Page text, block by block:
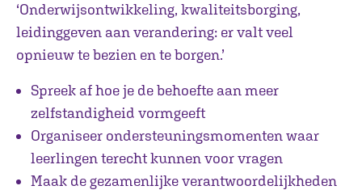
‘Onderwijsontwikkeling, kwaliteitsborging,
leidinggeven aan verandering: er valt veel
opnieuw te bezien en te borgen.’
Spreek af hoe je de behoefte aan meer
zelfstandigheid vormgeeft
Organiseer ondersteuningsmomenten waar
leerlingen terecht kunnen voor vragen
Maak de gezamenlijke verantwoordelijkheden